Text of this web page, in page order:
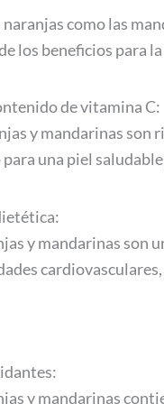
naranjas como las
los beneficios para
de vitamina C:
y mandarinas
una piel
y mandarinas son
y mandarinas